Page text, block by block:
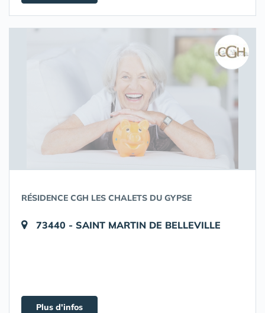
RÉSIDENCE CGH LES CHALETS DU GYPSE
73440 - SAINT MARTIN DE BELLEVILLE
Plus d'infos